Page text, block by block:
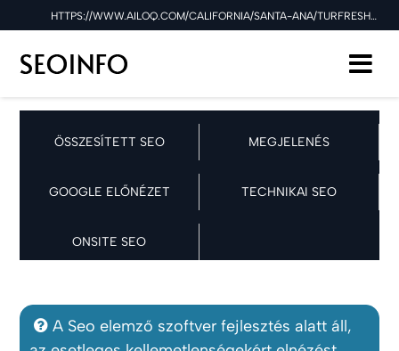
HTTPS://WWW.AILOQ.COM/CALIFORNIA/SANTA-ANA/TURFRESH SEO ELLENŐRZÉSE A 2026.01.10 NAPON
ÖSSZESÍTETT SEO MEGJELENÉS
GOOGLE ELŐNÉZET TECHNIKAI SEO
ONSITE SEO
A Seo elemző szoftver fejlesztés alatt áll,